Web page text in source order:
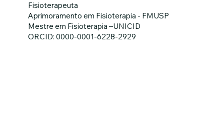
Fisioterapeuta
Aprimoramento em Fisioterapia - FMUSP
Mestre em Fisioterapia –UNICID
ORCID: 0000-0001-6228-2929